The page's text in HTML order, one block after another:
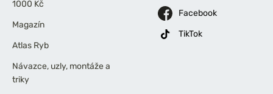
1000 Kč
Magazín
Atlas Ryb
Návazce, uzly, montáže a
triky
Facebook
TikTok